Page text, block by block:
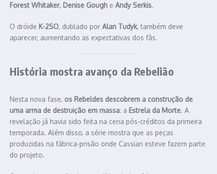
Forest Whitaker, Denise Gough e Andy Serkis.
O dróide K-2SO, dublado por Alan Tudyk, também deve
aparecer, aumentando as expectativas dos fãs.
História mostra avanço da Rebelião
Nesta nova fase, os Rebeldes descobrem a construção de
uma arma de destruição em massa: a Estrela da Morte. A
revelação já havia sido feita na cena pós-créditos da primeira
temporada. Além disso, a série mostra que as peças
produzidas na fábrica-prisão onde Cassian esteve fazem parte
do projeto.